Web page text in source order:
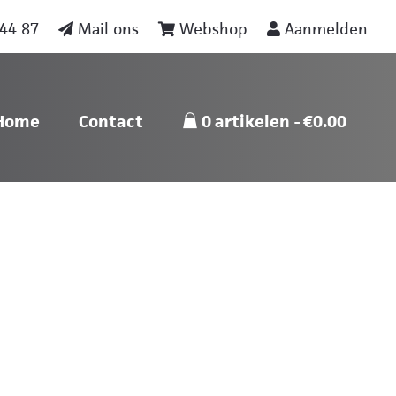
87 Mail ons Webshop Aanmelden
naar content
Contact 0 artikelen €0.00